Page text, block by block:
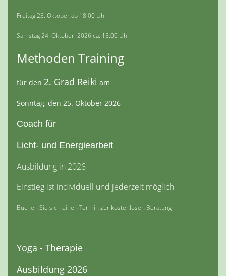
Freitag 23. Oktober ab 18:00 Uhr
Samstag 24. Oktober 2026 ca. 15:00 Uhr
Methoden Training
für den 2. Grad Reiki am
Sonntag, den 25. Oktober 2026
Coach für
Licht- und Energiearbeit
Ausbildung in 2026
Einstieg ist individuell und jederzeit möglich
Buchen Sie sich einen Termin zur kostenlosen Beratung
Yoga - Therapie
Ausbildung 2026